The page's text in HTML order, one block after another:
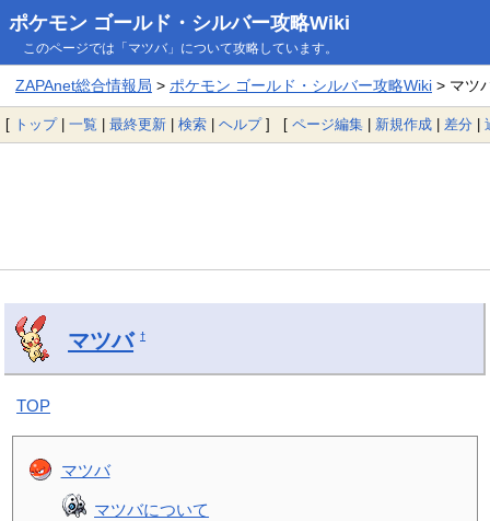
ポケモン ゴールド・シルバー攻略Wiki
このページでは「マツバ」について攻略しています。
ZAPAnet総合情報局 > ポケモン ゴールド・シルバー攻略Wiki> マツ
[ トップ| 一覧 | 最終更新 | 検索 | ヘルプ] [ ページ編集 | 新規作成 | 差分 |
マツバ †
TOP
マツバ
マツバについて